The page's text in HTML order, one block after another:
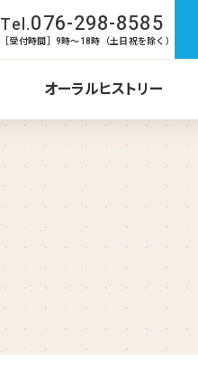
Tel.076-298-8585
［受付時間］9時～18時（土日祝を除く）
オーラルヒストリー